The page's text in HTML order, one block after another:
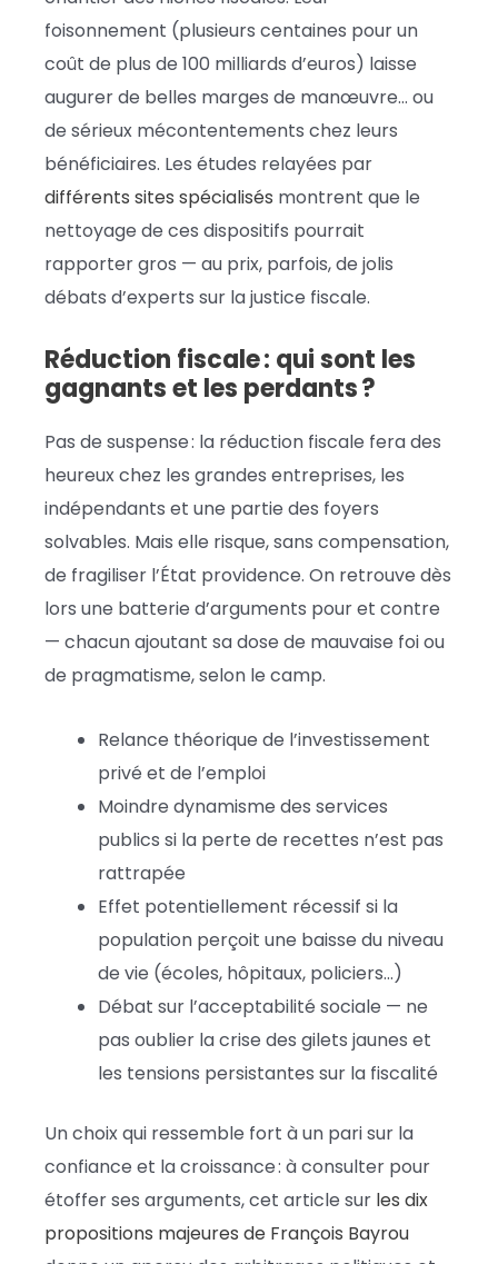
foisonnement (plusieurs centaines pour un
coût de plus de 100 milliards d’euros) laisse
augurer de belles marges de manœuvre… ou
de sérieux mécontentements chez leurs
bénéficiaires. Les études relayées par
différents sites spécialisés montrent que le
nettoyage de ces dispositifs pourrait
rapporter gros — au prix, parfois, de jolis
débats d’experts sur la justice fiscale.
Réduction fiscale : qui sont les
gagnants et les perdants ?
Pas de suspense : la réduction fiscale fera des
heureux chez les grandes entreprises, les
indépendants et une partie des foyers
solvables. Mais elle risque, sans compensation,
de fragiliser l’État providence. On retrouve dès
lors une batterie d’arguments pour et contre
— chacun ajoutant sa dose de mauvaise foi ou
de pragmatisme, selon le camp.
Relance théorique de l’investissement
privé et de l’emploi
Moindre dynamisme des services
publics si la perte de recettes n’est pas
rattrapée
Effet potentiellement récessif si la
population perçoit une baisse du niveau
de vie (écoles, hôpitaux, policiers…)
Débat sur l’acceptabilité sociale — ne
pas oublier la crise des gilets jaunes et
les tensions persistantes sur la fiscalité
Un choix qui ressemble fort à un pari sur la
confiance et la croissance : à consulter pour
étoffer ses arguments, cet article sur les dix
propositions majeures de François Bayrou